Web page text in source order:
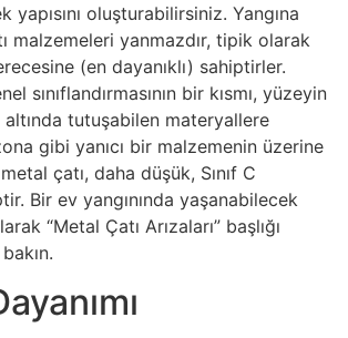
oluşturabilirsiniz. Yangına
malzemeleri yanmazdır, tipik olarak
(en dayanıklı) sahiptirler.
sınıflandırmasının bir kısmı, yüzeyin
altında tutuşabilen materyallere
gibi yanıcı bir malzemenin üzerine
çatı, daha düşük, Sınıf C
Bir ev yangınında yaşanabilecek
“Metal Çatı Arızaları” başlığı